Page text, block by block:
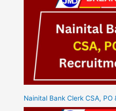
Nainital Bank Clerk CSA,